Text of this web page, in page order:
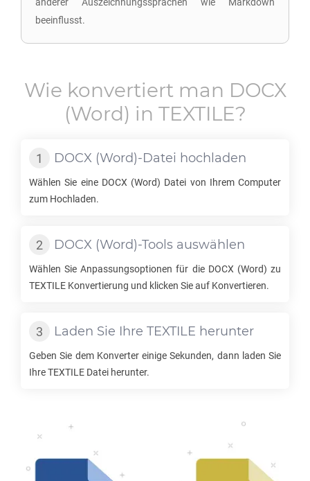
beeinflusst.
Wie konvertiert man DOCX
(Word) in TEXTILE?
DOCX (Word)-Datei hochladen
Wählen Sie eine DOCX (Word) Datei von Ihrem Computer
zum Hochladen.
DOCX (Word)-Tools auswählen
Wählen Sie Anpassungsoptionen für die DOCX (Word) zu
TEXTILE Konvertierung und klicken Sie auf Konvertieren.
Laden Sie Ihre TEXTILE herunter
Geben Sie dem Konverter einige Sekunden, dann laden Sie
IhreTEXTILE Datei herunter.